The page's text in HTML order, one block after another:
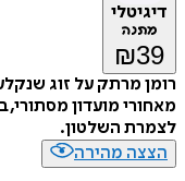
דיגיטלי
מתנה
₪39
רומן מרתק על זוג
מאחורי מועדון
לצמרת השלטון.
הצצה מהירה